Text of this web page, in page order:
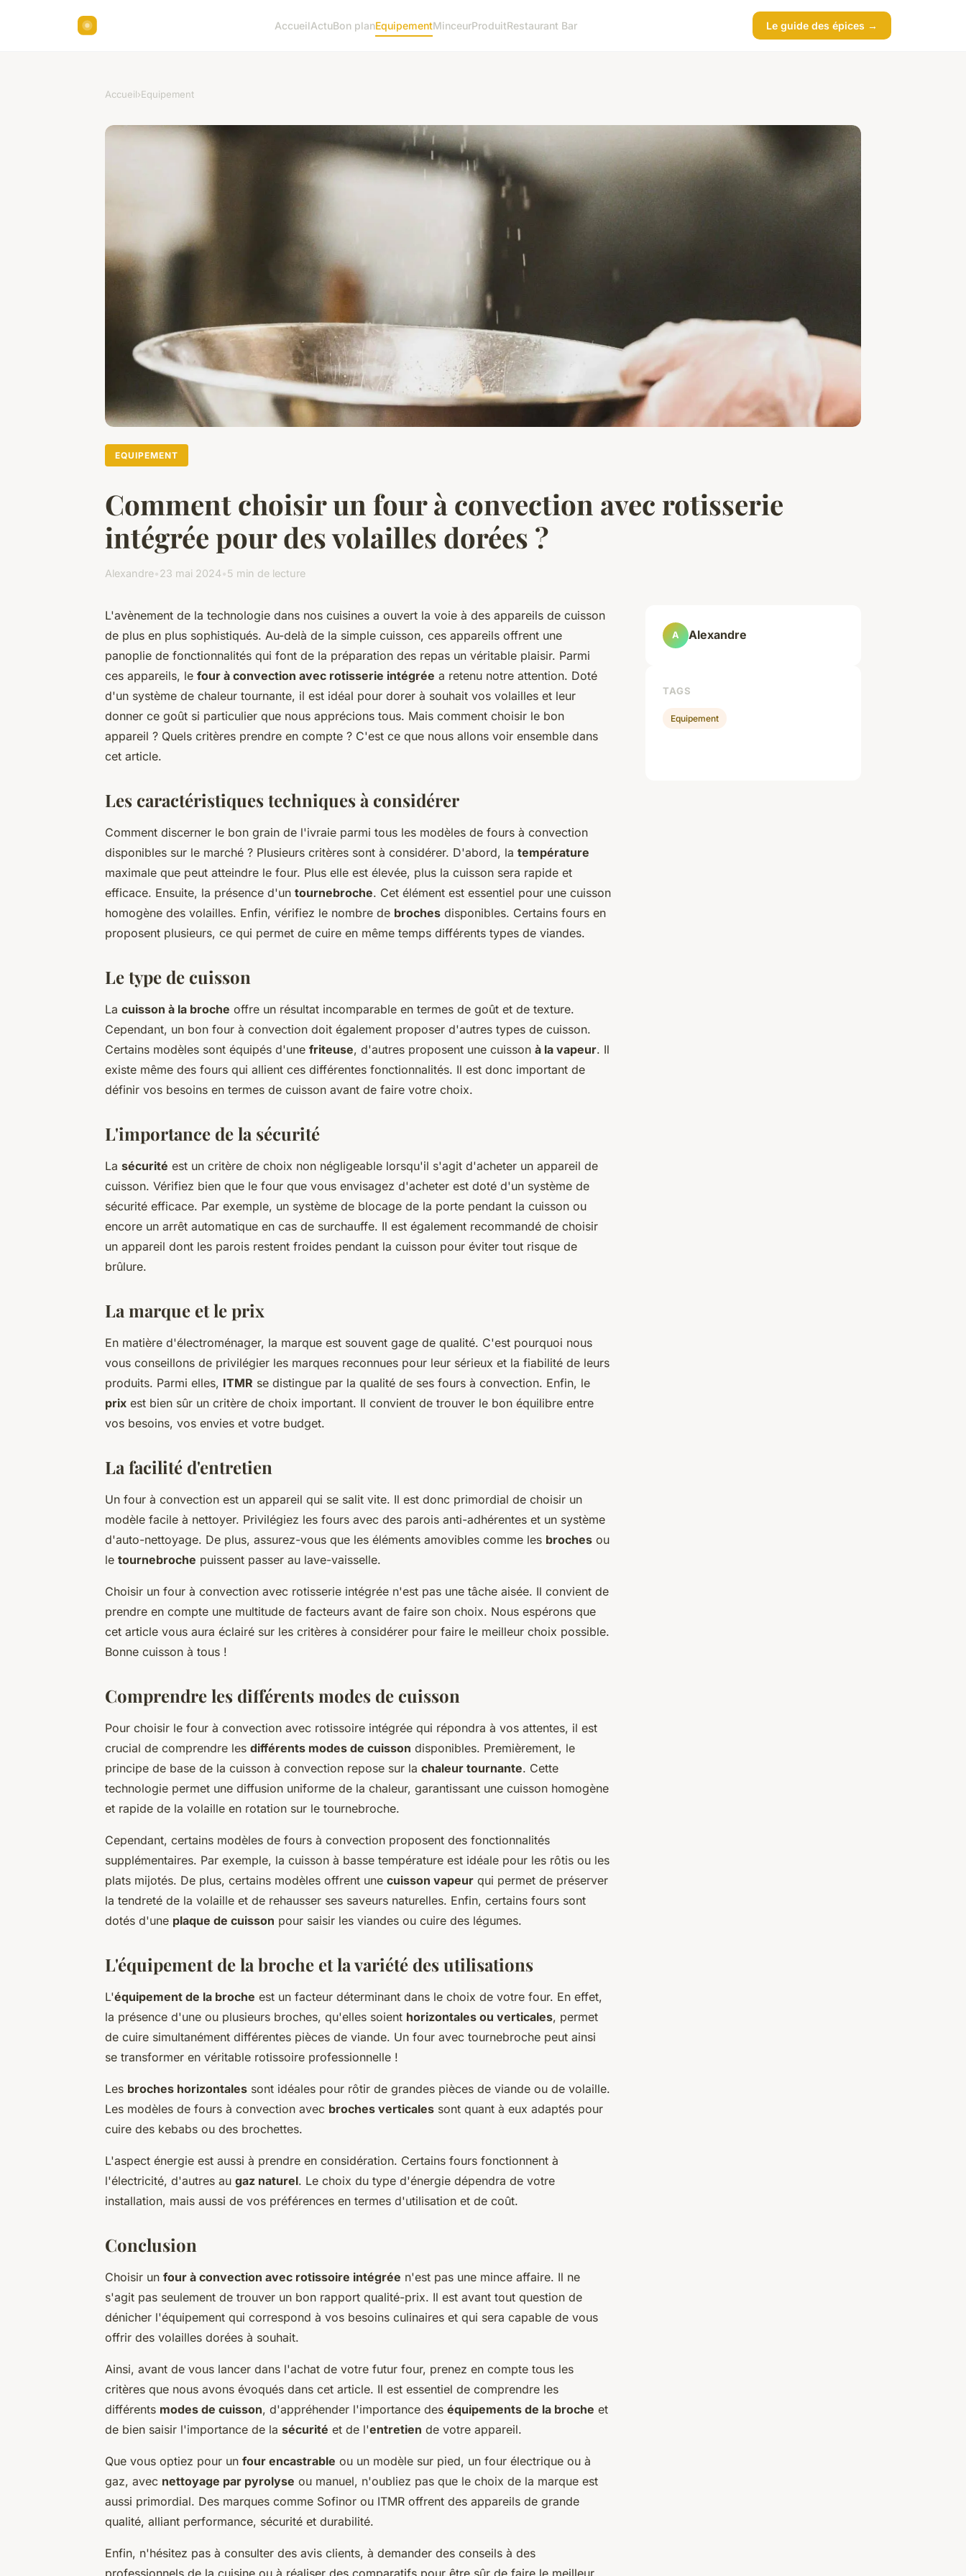
AccueilActuBon planEquipementMinceurProduitRestaurant Bar Le guide des épices →
Accueil›Equipement
EQUIPEMENT
Comment choisir un four à convection avec rotisserie
intégrée pour des volailles dorées ?
Alexandre•23 mai 2024•5 min de lecture
L'avènement de la technologie dans nos cuisines a ouvert la voie à des appareils de cuisson
de plus en plus sophistiqués. Au-delà de la simple cuisson, ces appareils offrent une
panoplie de fonctionnalités qui font de la préparation des repas un véritable plaisir. Parmi
ces appareils, le four à convection avec rotisserie intégrée a retenu notre attention. Doté
d'un système de chaleur tournante, il est idéal pour dorer à souhait vos volailles et leur
donner ce goût si particulier que nous apprécions tous. Mais comment choisir le bon
appareil ? Quels critères prendre en compte ? C'est ce que nous allons voir ensemble dans
cet article.
Les caractéristiques techniques à considérer
Comment discerner le bon grain de l'ivraie parmi tous les modèles de fours à convection
disponibles sur le marché ? Plusieurs critères sont à considérer. D'abord, la température
maximale que peut atteindre le four. Plus elle est élevée, plus la cuisson sera rapide et
efficace. Ensuite, la présence d'un tournebroche. Cet élément est essentiel pour une cuisson
homogène des volailles. Enfin, vérifiez le nombre de broches disponibles. Certains fours en
proposent plusieurs, ce qui permet de cuire en même temps différents types de viandes.
Le type de cuisson
La cuisson à la broche offre un résultat incomparable en termes de goût et de texture.
Cependant, un bon four à convection doit également proposer d'autres types de cuisson.
Certains modèles sont équipés d'une friteuse, d'autres proposent une cuisson à la vapeur. Il
existe même des fours qui allient ces différentes fonctionnalités. Il est donc important de
définir vos besoins en termes de cuisson avant de faire votre choix.
L'importance de la sécurité
La sécurité est un critère de choix non négligeable lorsqu'il s'agit d'acheter un appareil de
cuisson. Vérifiez bien que le four que vous envisagez d'acheter est doté d'un système de
sécurité efficace. Par exemple, un système de blocage de la porte pendant la cuisson ou
encore un arrêt automatique en cas de surchauffe. Il est également recommandé de choisir
un appareil dont les parois restent froides pendant la cuisson pour éviter tout risque de
brûlure.
La marque et le prix
En matière d'électroménager, la marque est souvent gage de qualité. C'est pourquoi nous
vous conseillons de privilégier les marques reconnues pour leur sérieux et la fiabilité de leurs
produits. Parmi elles, ITMR se distingue par la qualité de ses fours à convection. Enfin, le
prix est bien sûr un critère de choix important. Il convient de trouver le bon équilibre entre
vos besoins, vos envies et votre budget.
La facilité d'entretien
Un four à convection est un appareil qui se salit vite. Il est donc primordial de choisir un
modèle facile à nettoyer. Privilégiez les fours avec des parois anti-adhérentes et un système
d'auto-nettoyage. De plus, assurez-vous que les éléments amovibles comme les broches ou
le tournebroche puissent passer au lave-vaisselle.
Choisir un four à convection avec rotisserie intégrée n'est pas une tâche aisée. Il convient de
prendre en compte une multitude de facteurs avant de faire son choix. Nous espérons que
cet article vous aura éclairé sur les critères à considérer pour faire le meilleur choix possible.
Bonne cuisson à tous !
Comprendre les différents modes de cuisson
Pour choisir le four à convection avec rotissoire intégrée qui répondra à vos attentes, il est
crucial de comprendre les différents modes de cuisson disponibles. Premièrement, le
principe de base de la cuisson à convection repose sur la chaleur tournante. Cette
technologie permet une diffusion uniforme de la chaleur, garantissant une cuisson homogène
et rapide de la volaille en rotation sur le tournebroche.
Cependant, certains modèles de fours à convection proposent des fonctionnalités
supplémentaires. Par exemple, la cuisson à basse température est idéale pour les rôtis ou les
plats mijotés. De plus, certains modèles offrent une cuisson vapeur qui permet de préserver
la tendreté de la volaille et de rehausser ses saveurs naturelles. Enfin, certains fours sont
dotés d'une plaque de cuisson pour saisir les viandes ou cuire des légumes.
L'équipement de la broche et la variété des utilisations
L'équipement de la broche est un facteur déterminant dans le choix de votre four. En effet,
la présence d'une ou plusieurs broches, qu'elles soient horizontales ou verticales, permet
de cuire simultanément différentes pièces de viande. Un four avec tournebroche peut ainsi
se transformer en véritable rotissoire professionnelle !
Les broches horizontales sont idéales pour rôtir de grandes pièces de viande ou de volaille.
Les modèles de fours à convection avec broches verticales sont quant à eux adaptés pour
cuire des kebabs ou des brochettes.
L'aspect énergie est aussi à prendre en considération. Certains fours fonctionnent à
l'électricité, d'autres au gaz naturel. Le choix du type d'énergie dépendra de votre
installation, mais aussi de vos préférences en termes d'utilisation et de coût.
Conclusion
Choisir un four à convection avec rotissoire intégrée n'est pas une mince affaire. Il ne
s'agit pas seulement de trouver un bon rapport qualité-prix. Il est avant tout question de
dénicher l'équipement qui correspond à vos besoins culinaires et qui sera capable de vous
offrir des volailles dorées à souhait.
Ainsi, avant de vous lancer dans l'achat de votre futur four, prenez en compte tous les
critères que nous avons évoqués dans cet article. Il est essentiel de comprendre les
différents modes de cuisson, d'appréhender l'importance des équipements de la broche et
de bien saisir l'importance de la sécurité et de l'entretien de votre appareil.
Que vous optiez pour un four encastrable ou un modèle sur pied, un four électrique ou à
gaz, avec nettoyage par pyrolyse ou manuel, n'oubliez pas que le choix de la marque est
aussi primordial. Des marques comme Sofinor ou ITMR offrent des appareils de grande
qualité, alliant performance, sécurité et durabilité.
Enfin, n'hésitez pas à consulter des avis clients, à demander des conseils à des
professionnels de la cuisine ou à réaliser des comparatifs pour être sûr de faire le meilleur
A Alexandre
TAGS
Equipement